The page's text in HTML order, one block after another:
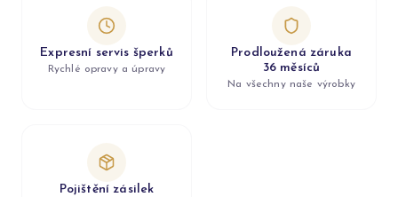
Expresní servis šperků
Rychlé opravy a úpravy
Prodloužená záruka
36 měsíců
Na všechny naše výrobky
Pojištění zásilek